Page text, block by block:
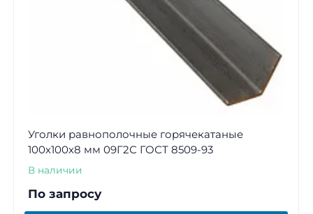
Уголки равнополочные горячекатаные
100х100х8 мм 09Г2С ГОСТ 8509-93
В наличии
По запросу